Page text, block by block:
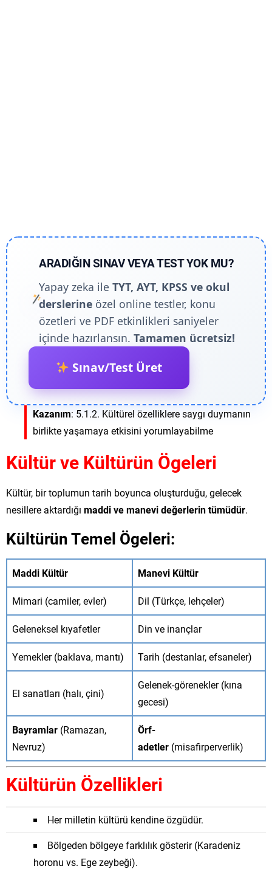
ARADIĞIN SINAV VEYA TEST YOK MU?
Yapay zeka ileTYT, AYT, KPSS ve okul
derslerine özel online testler, konu
özetleri ve PDF etkinlikleri saniyeler
içinde hazırlansın.Tamamen ücretsiz!
Sınav/Test Üret
Kazanım: 5.1.2. Kültürel özelliklere saygı duymanın
birlikte yaşamaya etkisini yorumlayabilme
Kültürve Kültürün Ögeleri
Kültür, bir toplumun tarih boyunca oluşturduğu, gelecek
nesillere aktardığı maddi ve manevi değerlerin tümüdür.
Kültürün Temel Ögeleri:
Maddi Kültür Manevi Kültür
Mimari (camiler, evler) Dil (Türkçe, lehçeler)
Geleneksel kıyafetler Din ve inançlar
Yemekler (baklava, mantı) Tarih (destanlar, efsaneler)
El sanatları (halı, çini)
Gelenek-görenekler (kına
gecesi)
Bayramlar (Ramazan,
Nevruz)
Örf-
adetler (misafirperverlik)
Kültürün Özellikleri
Her milletin kültürü kendine özgüdür.
Bölgeden bölgeye farklılık gösterir (Karadeniz
horonu vs. Ege zeybeği).